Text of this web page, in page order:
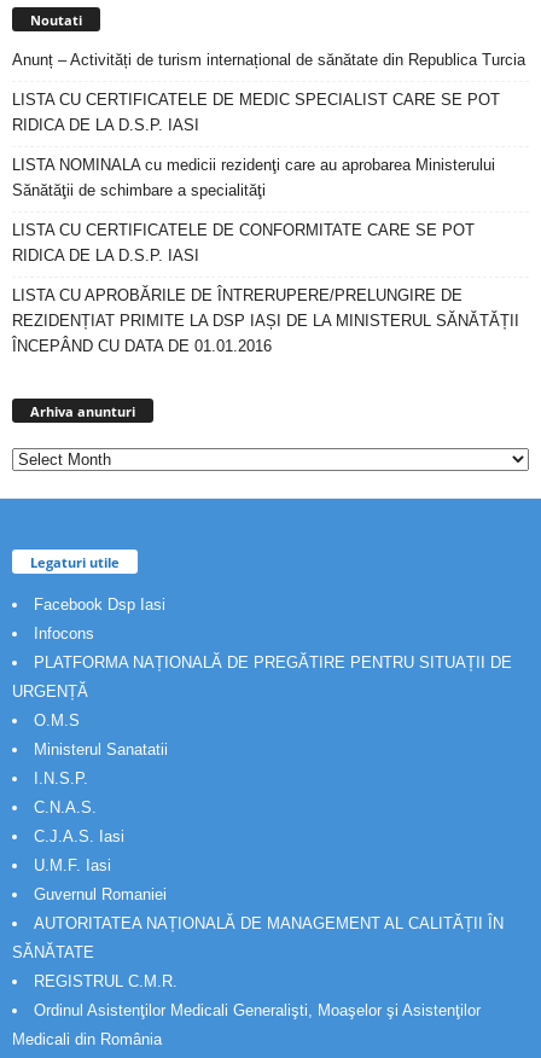
Noutati
Anunț – Activități de turism internațional de sănătate din Republica Turcia
LISTA CU CERTIFICATELE DE MEDIC SPECIALIST CARE SE POT
RIDICA DE LA D.S.P. IASI
LISTA NOMINALA cu medicii rezidenţi care au aprobarea Ministerului
Sănătăţii de schimbare a specialităţi
LISTA CU CERTIFICATELE DE CONFORMITATE CARE SE POT
RIDICA DE LA D.S.P. IASI
LISTA CU APROBĂRILE DE ÎNTRERUPERE/PRELUNGIRE DE
REZIDENȚIAT PRIMITE LA DSP IAȘI DE LA MINISTERUL SĂNĂTĂȚII
ÎNCEPÂND CU DATA DE 01.01.2016
Arhiva anunturi
Legaturi utile
Facebook Dsp Iasi
Infocons
PLATFORMA NAȚIONALĂ DE PREGĂTIRE PENTRU SITUAȚII DE
URGENȚĂ
O.M.S
Ministerul Sanatatii
I.N.S.P.
C.N.A.S.
C.J.A.S. Iasi
U.M.F. Iasi
Guvernul Romaniei
AUTORITATEA NAȚIONALĂ DE MANAGEMENT AL CALITĂȚII ÎN
SĂNĂTATE
REGISTRUL C.M.R.
Ordinul Asistenţilor Medicali Generalişti, Moaşelor şi Asistenţilor
Medicali din România